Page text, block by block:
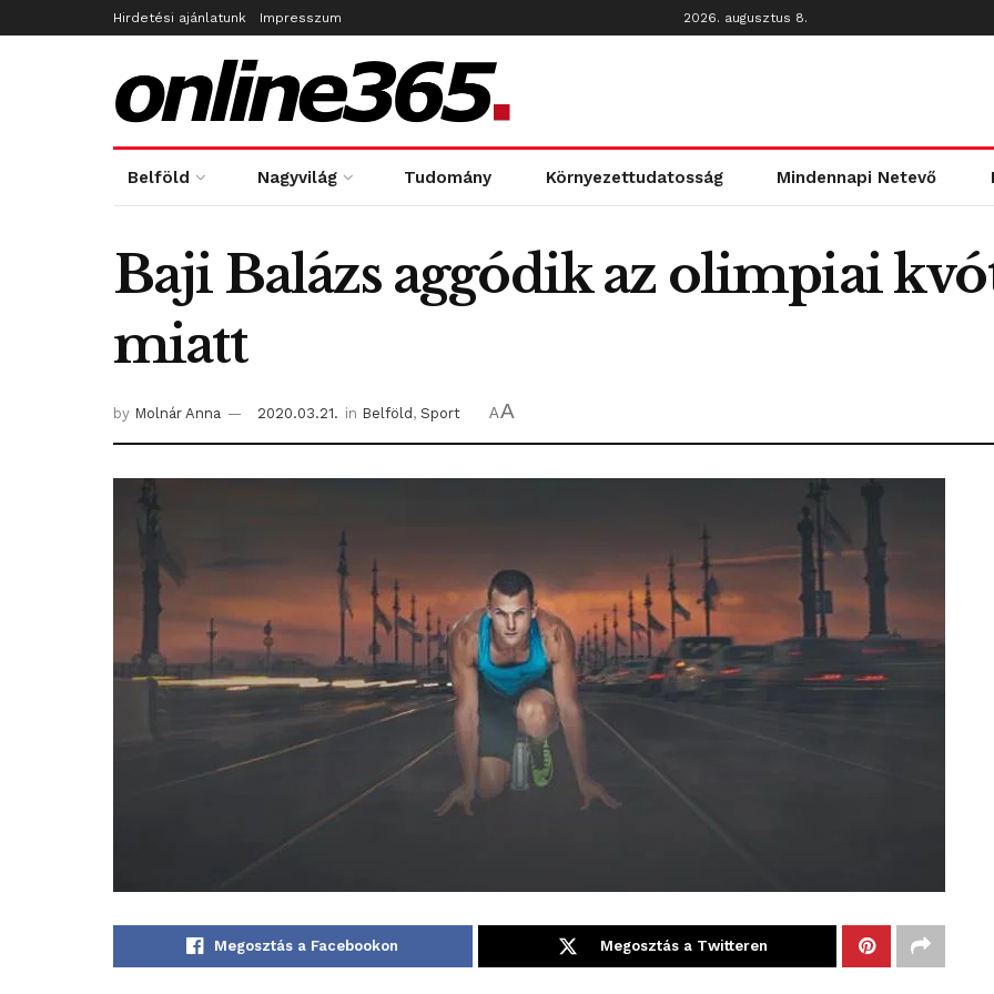
Hirdetési ajánlatunk Impresszum 2026. augusztus 8.
Belföld Nagyvilág Tudomány Környezettudatosság Mindennapi Netevő
Baji Balázs aggódik az olimpiai
miatt
by Molnár Anna 2020.03.21. in Belföld , Sport AA
Megosztás a Facebookon Megosztás a Twitteren